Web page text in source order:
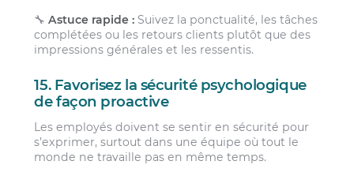
🔧 Astuce rapide : Suivez la ponctualité, les tâches
complétées ou les retours clients plutôt que des
impressions générales et les ressentis.
15. Favorisez la sécurité psychologique
de façon proactive
Les employés doivent se sentir en sécurité pour
s’exprimer, surtout dans une équipe où tout le
monde ne travaille pas en même temps.